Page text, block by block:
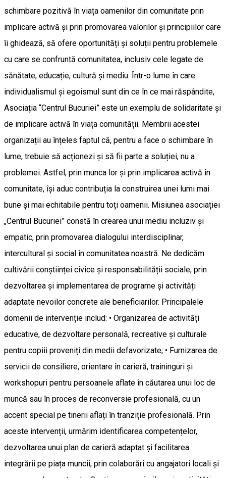
schimbare pozitivă în viața oamenilor din comunitate prin
implicare activă și prin promovarea valorilor și principiilor care
îi ghidează, să ofere oportunități și soluții pentru problemele
cu care se confruntă comunitatea, inclusiv cele legate de
sănătate, educație, cultură și mediu. Într-o lume în care
individualismul și egoismul sunt din ce în ce mai răspândite,
Asociația “Centrul Bucuriei” este un exemplu de solidaritate și
de implicare activă în viața comunității. Membrii acestei
organizații au înțeles faptul că, pentru a face o schimbare în
lume, trebuie să acționezi și să fii parte a soluției, nu a
problemei. Astfel, prin munca lor și prin implicarea activă în
comunitate, își aduc contribuția la construirea unei lumi mai
bune și mai echitabile pentru toți oamenii. Misiunea asociației
„Centrul Bucuriei” constă în crearea unui mediu incluziv și
empatic, prin promovarea dialogului interdisciplinar,
intercultural și social în comunitatea noastră. Ne dedicăm
cultivării conștiinței civice și responsabilității sociale, prin
dezvoltarea și implementarea de programe și activități
adaptate nevoilor concrete ale beneficiarilor. Principalele
domenii de intervenție includ: • Organizarea de activități
educative, de dezvoltare personală, recreative și culturale
pentru copiii proveniți din medii defavorizate; • Furnizarea de
servicii de consiliere, orientare în carieră, traininguri și
workshopuri pentru persoanele aflate în căutarea unui loc de
muncă sau în proces de reconversie profesională, cu un
accent special pe tinerii aflați în tranziție profesională. Prin
aceste intervenții, urmărim identificarea competențelor,
dezvoltarea unui plan de carieră adaptat și facilitarea
integrării pe piața muncii, prin colaborări cu angajatori locali și